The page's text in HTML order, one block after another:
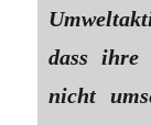
dass ihre
nicht